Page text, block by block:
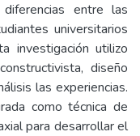
entre las
universitarios
investigación utilizo
diseño
las experiencias.
como técnica de
para desarrollar el